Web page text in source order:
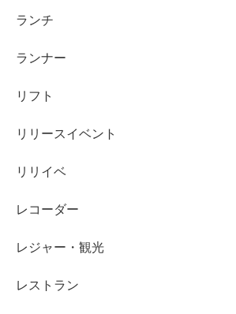
ランチ
ランナー
リフト
リリースイベント
リリイベ
レコーダー
レジャー・観光
レストラン